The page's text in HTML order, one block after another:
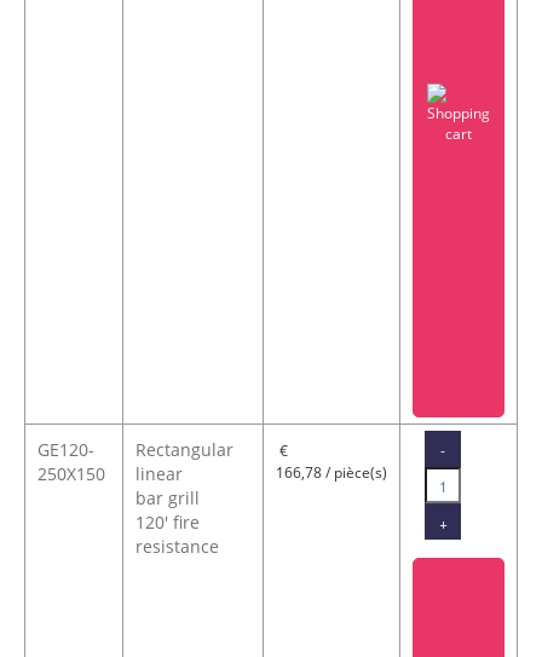
GE120-
250X150
Rectangular
linear
bar grill
120' fire
resistance
166,78 / pièce(s)